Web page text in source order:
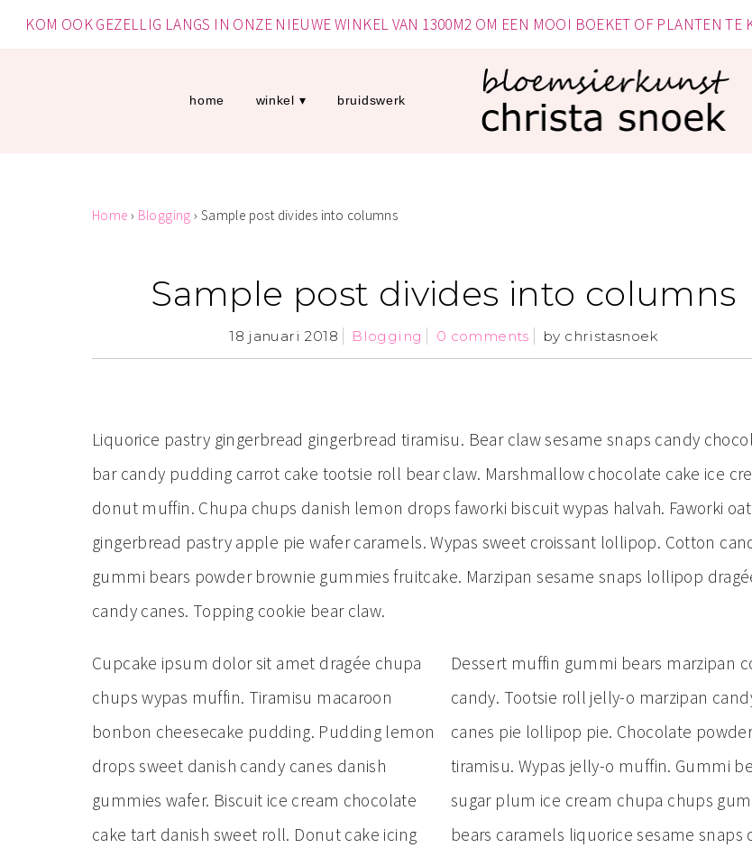
KOM OOK GEZELLIG LANGS IN ONZE NIEUWE WINKEL VAN 1300M2 OM EEN MOOI BOEKET OF PLANTEN
home winkel bruidswerk
Home › Blogging › Sample post divides into columns
Sample post divides into columns
18 januari 2018 Blogging 0 comments by christasnoek
Liquorice pastry gingerbread gingerbread tiramisu. Bear claw sesame snaps candy
bar candy pudding carrot cake tootsie roll bear claw. Marshmallow chocolate cake ice
donut muffin. Chupa chups danish lemon drops faworki biscuit wypas halvah. Faworki
gingerbread pastry apple pie wafer caramels. Wypas sweet croissant lollipop. Cotton
gummi bears powder brownie gummies fruitcake. Marzipan sesame snaps lollipop
candy canes. Topping cookie bear claw.
Cupcake ipsum dolor sit amet dragée chupa
chups wypas muffin. Tiramisu macaroon
bonbon cheesecake pudding. Pudding lemon
drops sweet danish candy canes danish
gummies wafer. Biscuit ice cream chocolate
cake tart danish sweet roll. Donut cake icing
Dessert muffin gummi bears marzipan
candy. Tootsie roll jelly-o marzipan
canes pie lollipop pie. Chocolate
tiramisu. Wypas jelly-o muffin. Gummi
sugar plum ice cream chupa chups
bears caramels liquorice sesame snaps